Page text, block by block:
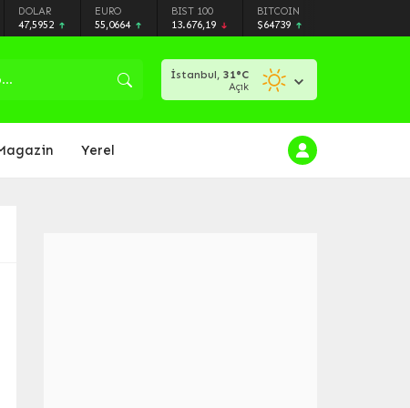
DOLAR
47,5952
EURO
55,0664
BIST 100
13.676,19
BITCOIN
$64739
İstanbul, 31°C
Açık
Yerel